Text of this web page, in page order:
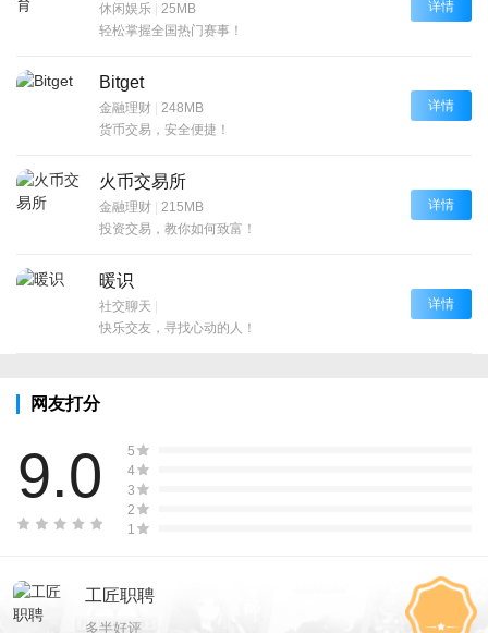
休闲娱乐 | 25MB
轻松掌握全国热门赛事！
详情
Bitget
金融理财 | 248MB
货币交易，安全便捷！
详情
火币交易所
金融理财 | 215MB
投资交易，教你如何致富！
详情
暖识
社交聊天 |
快乐交友，寻找心动的人！
详情
网友打分
9.0
5
4
3
2
1
工匠职聘
多半好评